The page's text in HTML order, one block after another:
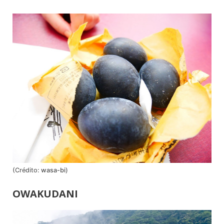
(Crédito: wasa-bi)
OWAKUDANI